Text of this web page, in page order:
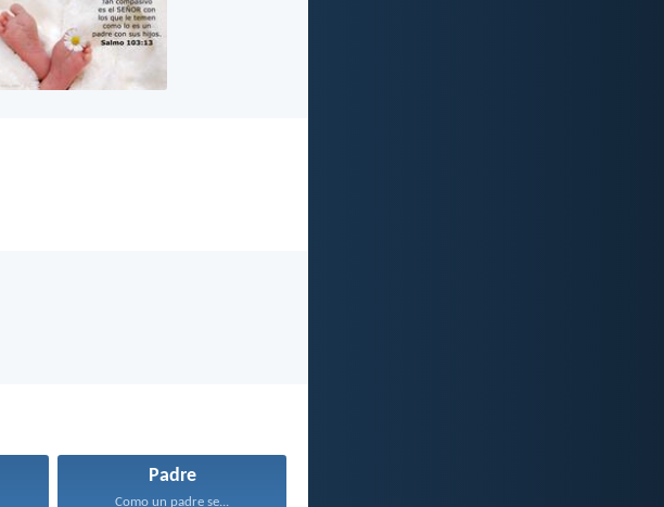
Padre
Como un padre se...